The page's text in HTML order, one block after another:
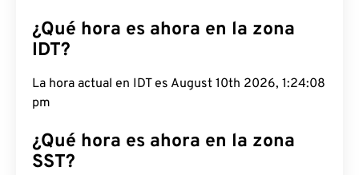
¿Qué hora es ahora en la zona
IDT?
La hora actual en IDT es August 10th 2026, 1:24:09
pm
¿Qué hora es ahora en la zona
SST?